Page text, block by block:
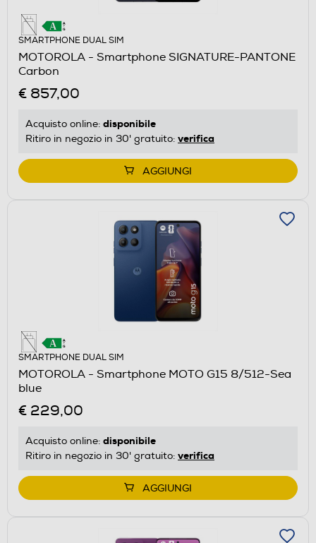
SMARTPHONE DUAL SIM
MOTOROLA - Smartphone SIGNATURE-PANTONE
Carbon
€ 857,00
Acquisto online: disponibile
Ritiro in negozio in 30' gratuito: verifica
AGGIUNGI
SMARTPHONE DUAL SIM
MOTOROLA - Smartphone MOTO G15 8/512-Sea
blue
€ 229,00
Acquisto online: disponibile
Ritiro in negozio in 30' gratuito: verifica
AGGIUNGI